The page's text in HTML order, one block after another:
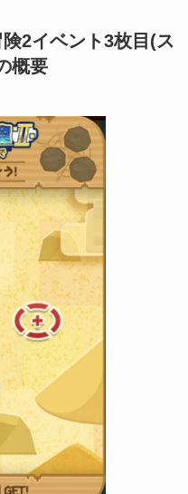
2イベント3枚目(ス
概要